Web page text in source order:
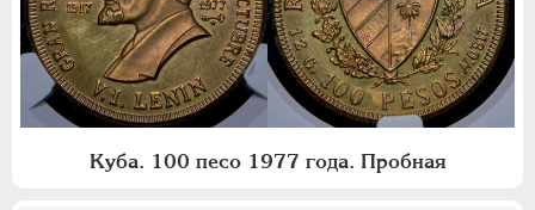
Куба. 100 песо 1977 года. Пробная